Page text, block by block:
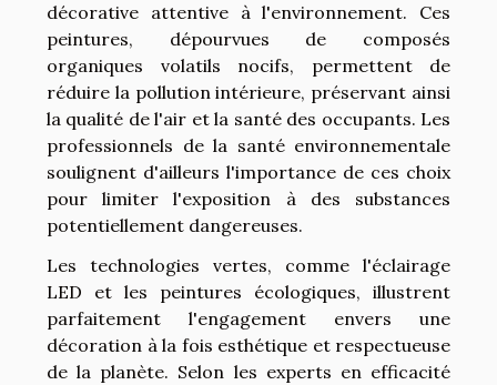
décorative attentive à l'environnement. Ces
peintures, dépourvues de composés
organiques volatils nocifs, permettent de
réduire la pollution intérieure, préservant ainsi
la qualité de l'air et la santé des occupants. Les
professionnels de la santé environnementale
soulignent d'ailleurs l'importance de ces choix
pour limiter l'exposition à des substances
potentiellement dangereuses.
Les technologies vertes, comme l'éclairage
LED et les peintures écologiques, illustrent
parfaitement l'engagement envers une
décoration à la fois esthétique et respectueuse
de la planète. Selon les experts en efficacité